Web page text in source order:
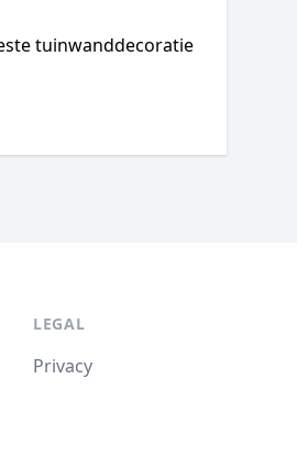
tuinwanddecoratie
LEGAL
Privacy